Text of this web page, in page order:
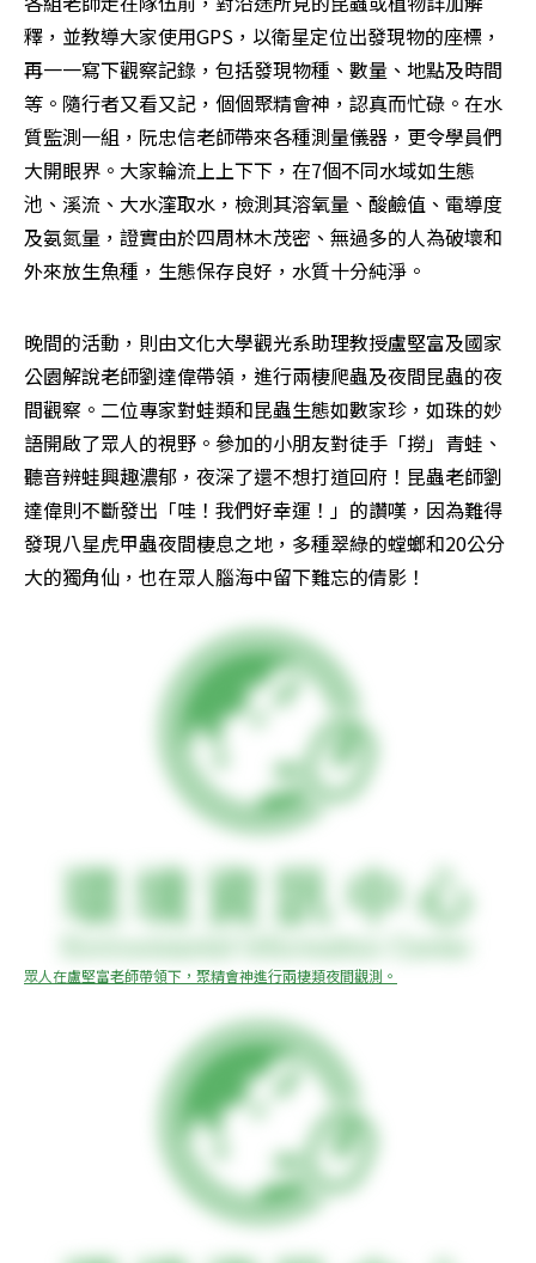
釋，並教導大家使用GPS，以衛星定位出發現物的座標，
再一一寫下觀察記錄，包括發現物種、數量、地點及時間
等。隨行者又看又記，個個聚精會神，認真而忙碌。在水
質監測一組，阮忠信老師帶來各種測量儀器，更令學員們
大開眼界。大家輪流上上下下，在7個不同水域如生態
池、溪流、大水漥取水，檢測其溶氧量、酸鹼值、電導度
及氨氮量，證實由於四周林木茂密、無過多的人為破壞和
外來放生魚種，生態保存良好，水質十分純淨。
晚間的活動，則由文化大學觀光系助理教授盧堅富及國家
公園解說老師劉達偉帶領，進行兩棲爬蟲及夜間昆蟲的夜
間觀察。二位專家對蛙類和昆蟲生態如數家珍，如珠的妙
語開啟了眾人的視野。參加的小朋友對徒手「撈」青蛙、
聽音辨蛙興趣濃郁，夜深了還不想打道回府！昆蟲老師劉
達偉則不斷發出「哇！我們好幸運！」的讚嘆，因為難得
發現八星虎甲蟲夜間棲息之地，多種翠綠的螳螂和20公分
大的獨角仙，也在眾人腦海中留下難忘的倩影！
眾人在盧堅富老師帶領下，聚精會神進行兩棲類夜間觀測。